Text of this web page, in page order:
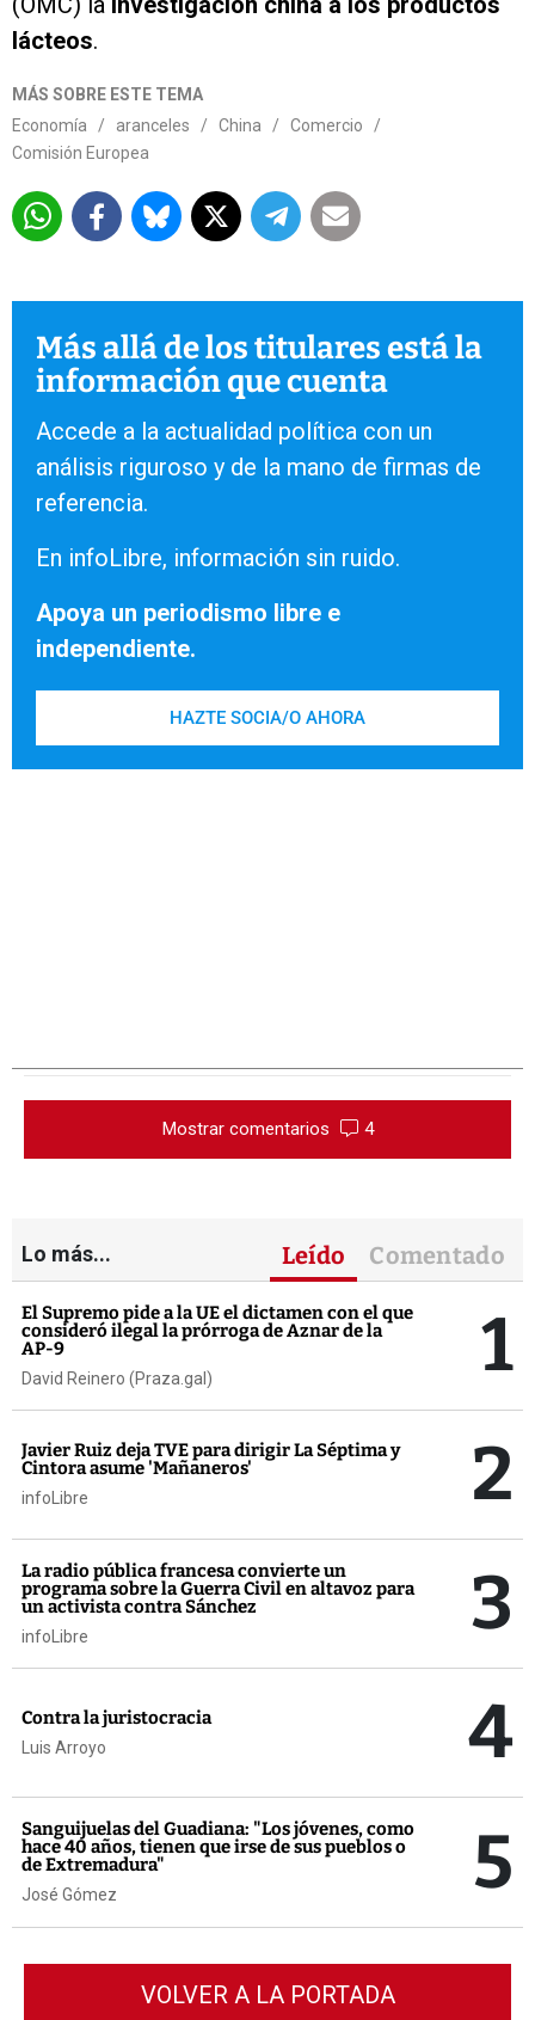
lácteos.
MÁS SOBRE ESTE TEMA
Economía
/ aranceles / China / Comercio
/
Comisión Europea
Más allá de los titulares está la
información que cuenta
Accede a la actualidad política con un
análisis riguroso y de la mano de firmas de
referencia.
En infoLibre, información sin ruido.
Apoya un periodismo libre e
independiente.
HAZTE SOCIA/O AHORA
Mostrar comentarios 4
Lo más... Leído Comentado
El Supremo pide a la UE el dictamen con el que
consideró ilegal la prórroga de Aznar de la
AP-9
David Reinero (Praza.gal) 1
Javier Ruiz deja TVE para dirigir La Séptima y
Cintora asume 'Mañaneros'
infoLibre 2
La radio pública francesa convierte un
programa sobre la Guerra Civil en altavoz para
un activista contra Sánchez
infoLibre 3
Contra la juristocracia
Luis Arroyo 4
Sanguijuelas del Guadiana: "Los jóvenes, como
hace 40 años, tienen que irse de sus pueblos o
de Extremadura"
José Gómez 5
VOLVER A LA PORTADA